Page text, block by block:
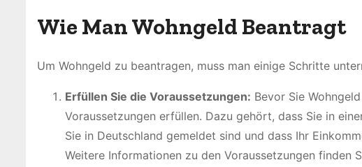
Wie Man Wohngeld Beantragt
Um Wohngeld zu beantragen, muss man einige Schritte
Erfüllen Sie die Voraussetzungen: Bevor Sie
Voraussetzungen erfüllen. Dazu gehört, dass Sie in
Sie in Deutschland gemeldet sind und dass Ihr
Weitere Informationen zu den Voraussetzungen finden